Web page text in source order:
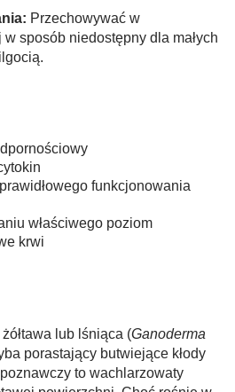
Przechowywać w
sposób niedostępny dla małych
funkcjonowania
właściwego poziom
krwi
lub lśniąca (Ganoderma
porastający butwiejące kłody
to wachlarzowaty